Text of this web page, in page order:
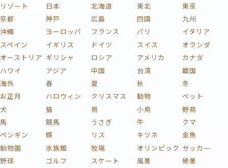
リゾート
日本 北海道 東北
東京
京都
神戸 広島 四国
九州
沖縄
ヨーロッパ フランス パリ
イタリア
スペイン
イギリス ドイツ スイス
オランダ
オーストリア ギリシャ ロシア アメリカ
カナダ
ハワイ
アジア 中国 台湾
韓国
海外
春 夏 秋
冬
お正月
ハロウィン クリスマス 動物
ペット
犬
猫 鳥 小鳥
野鳥
馬
競馬 うさぎ 牛
クマ
ペンギン
蝶 リス キツネ
金魚
動物園
水族館 牧場 オリンピック サッカー
野球
ゴルフ スケート 風景
絶景